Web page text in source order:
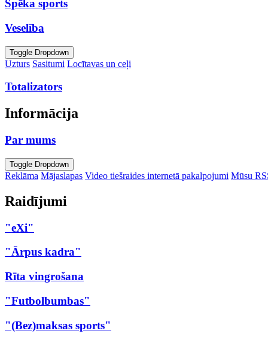
Spēka sports
Veselība
Toggle Dropdown
Uzturs Sasitumi Locītavas un ceļi
Totalizators
Informācija
Par mums
Toggle Dropdown
Reklāma Mājaslapas Video tiešraides internetā pakalpojumi Mūsu
Raidījumi
"eXi"
"Ārpus kadra"
Rīta vingrošana
"Futbolbumbas"
"(Bez)maksas sports"